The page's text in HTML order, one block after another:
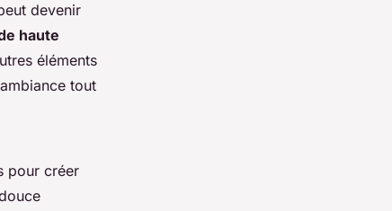
devenir
haute
éléments
tout
pour créer